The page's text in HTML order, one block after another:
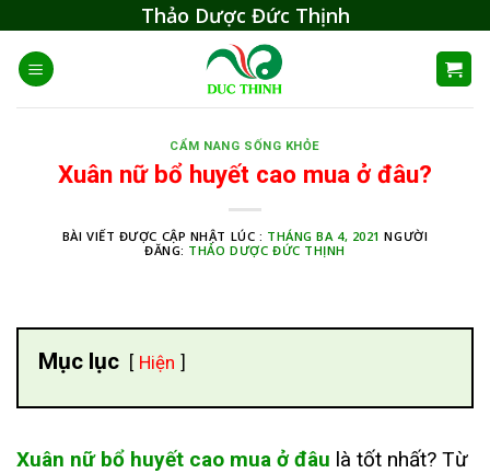
content
Thảo Dược Đức Thịnh
CẨM NANG SỐNG KHỎE
Xuân nữ bổ huyết cao mua ở đâu?
BÀI VIẾT ĐƯỢC CẬP NHẬT LÚC : THÁNG BA 4, 2021 NGƯỜI
ĐĂNG: THẢO DƯỢC ĐỨC THỊNH
Mục lục Hiện
Xuân nữ bổ huyết cao mua ở đâu là tốt nhất? Từ